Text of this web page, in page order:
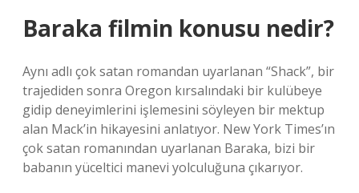
Baraka filmin konusu nedir?
Aynı adlı çok satan romandan uyarlanan “Shack”, bir
trajediden sonra Oregon kırsalındaki bir kulübeye
gidip deneyimlerini işlemesini söyleyen bir mektup
alan Mack’in hikayesini anlatıyor. New York Times’ın
çok satan romanından uyarlanan Baraka, bizi bir
babanın yüceltici manevi yolculuğuna çıkarıyor.